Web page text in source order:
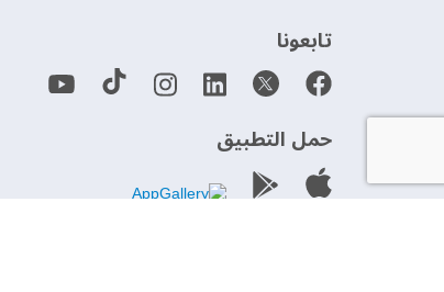
‫تابعونا‬
حمل التطبيق